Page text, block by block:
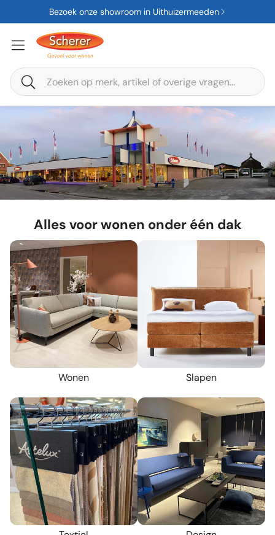
Bezoek onze showroom in Uithuizermeeden
Zoeken
Alles voor wonen onder één dak
Wonen Slapen